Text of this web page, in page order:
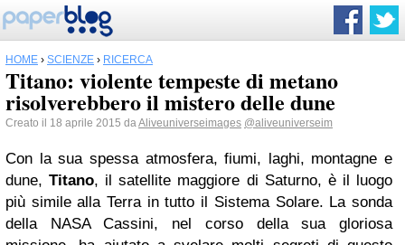
HOME › SCIENZE › RICERCA
Titano: violente tempeste di metano
risolverebbero il mistero delle dune
Creato il 18 aprile 2015 daAliveuniverseimages @aliveuniverseim
Con la sua spessa atmosfera, fiumi, laghi, montagne e
dune,Titano, il satellite maggiore di Saturno, è il luogo
più simile alla Terra in tutto il Sistema Solare. La sonda
della NASA Cassini, nel corso della sua gloriosa